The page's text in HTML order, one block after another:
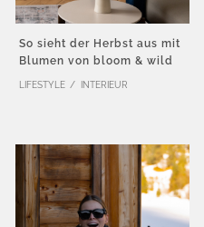
So sieht der Herbst aus mit
Blumen von bloom & wild
LIFESTYLE INTERIEUR